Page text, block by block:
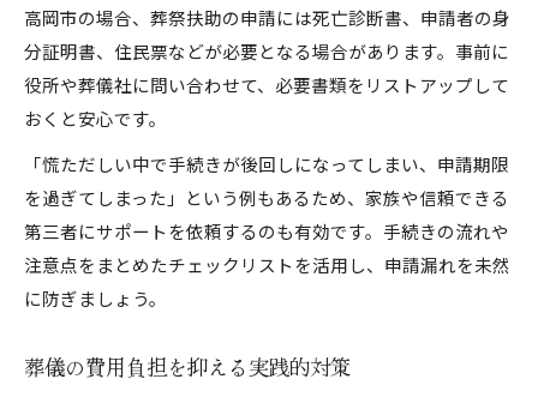
高岡市の場合、葬祭扶助の申請には死亡診断書、申請者の身
分証明書、住民票などが必要となる場合があります。事前に
役所や葬儀社に問い合わせて、必要書類をリストアップして
おくと安心です。
「慌ただしい中で手続きが後回しになってしまい、申請期限
を過ぎてしまった」という例もあるため、家族や信頼できる
第三者にサポートを依頼するのも有効です。手続きの流れや
注意点をまとめたチェックリストを活用し、申請漏れを未然
に防ぎましょう。
葬儀の費用負担を抑える実践的対策